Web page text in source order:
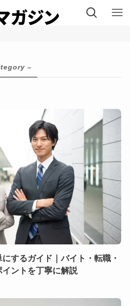
–
するガイド｜バイト・転職・
ントを丁寧に解説